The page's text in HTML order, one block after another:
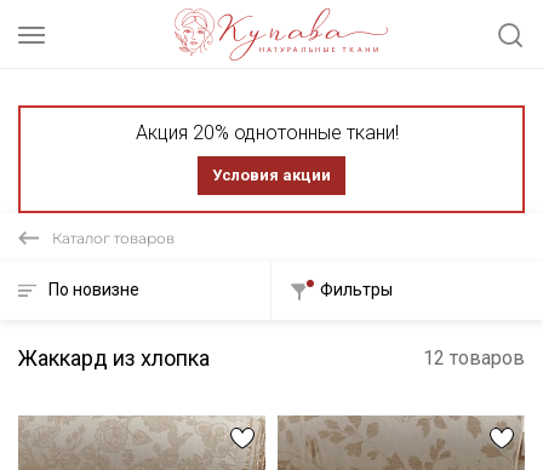
Акция 20% однотонные ткани!
Условия акции
Каталог товаров
По новизне Фильтры
Жаккард из хлопка 12 товаров